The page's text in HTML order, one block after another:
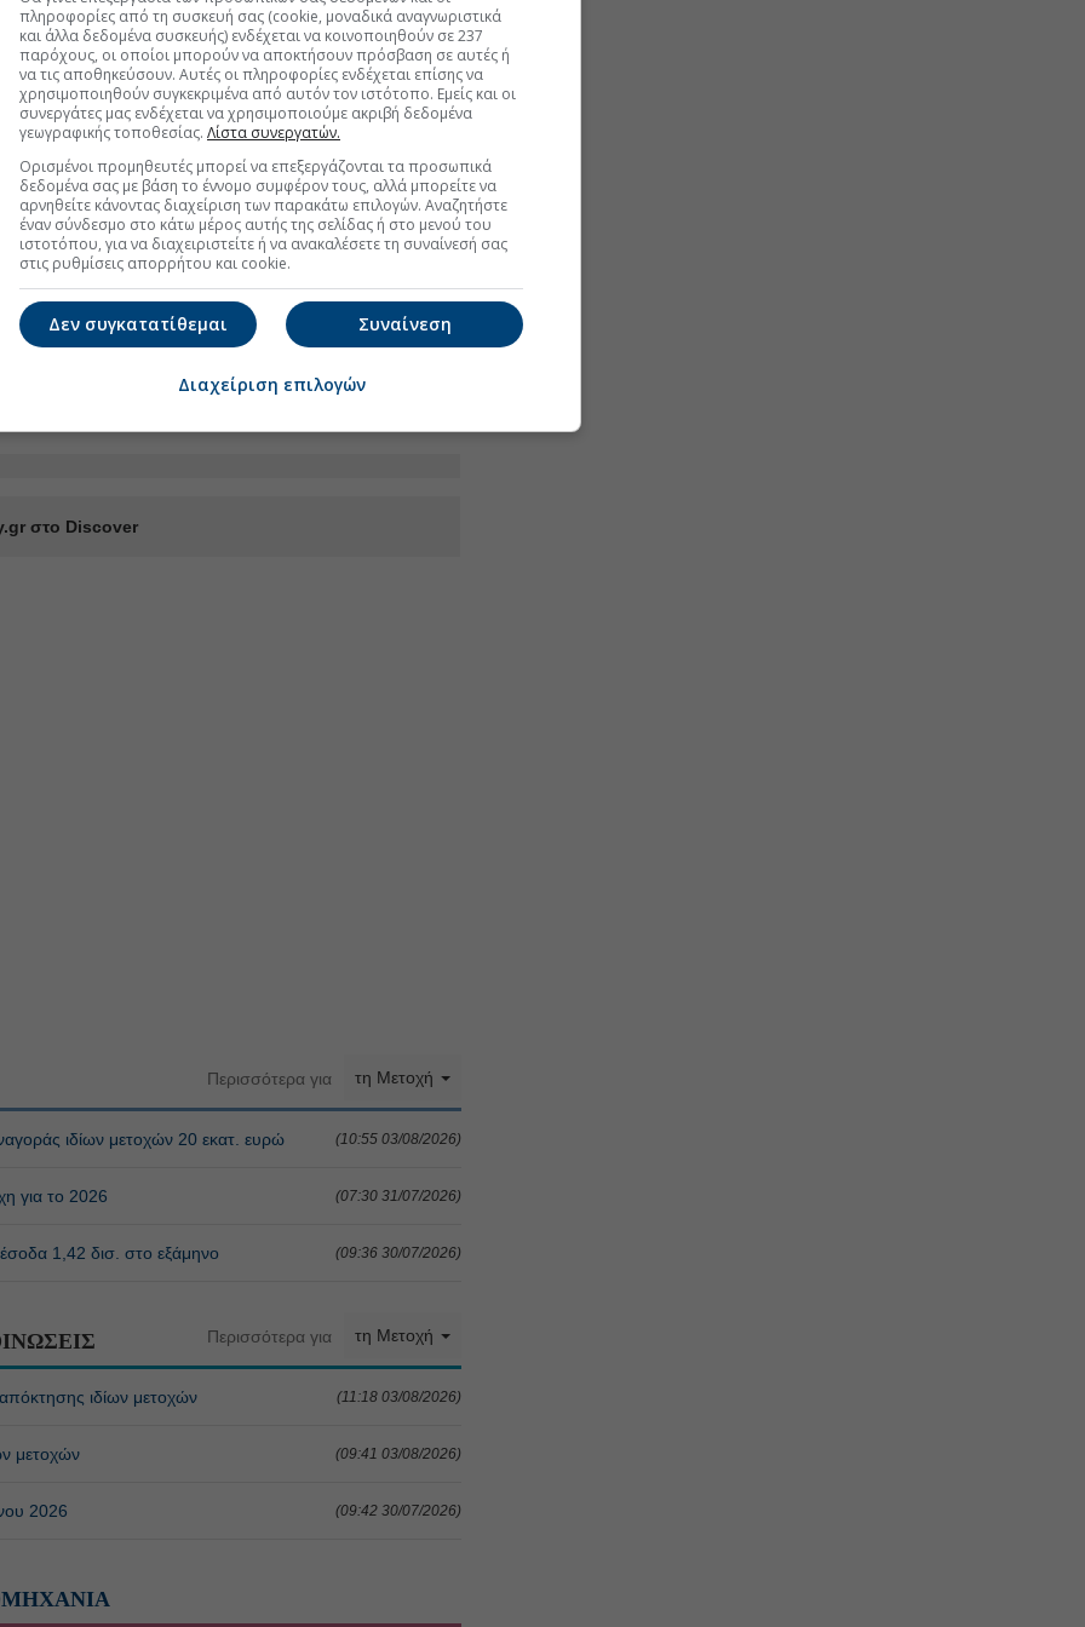
FOLLOW US
Ακολουθήστε τη σελίδα τουEuro2day.grστοLinkedin
που οδηγούν την ανάπτυξη της Holcim
επαναγοράς ιδίων μετοχών 20 εκατ.
τον πήχη για το 2026
εκατ. ευρώ, έσοδα 1,42 δισ. στο εξάμηνο
στο Discover
Περισσότερα για τη Μετοχή
ιδίων μετοχών 20 εκατ. ευρώ (10:55 03/08/2026)
για το 2026 (07:30 31/07/2026)
1,42 δισ. στο εξάμηνο (09:36 30/07/2026)
Περισσότερα για τη Μετοχή
ιδίων μετοχών (11:18 03/08/2026)
μετοχών (09:41 03/08/2026)
2026 (09:42 30/07/2026)
πληροφορίες από τη συσκευή σας (cookie, μοναδικά αναγνωριστικά
και άλλα δεδομένα συσκευής) ενδέχεται να κοινοποιηθούν σε 237
παρόχους, οι οποίοι μπορούν να αποκτήσουν πρόσβαση σε αυτές ή
να τις αποθηκεύσουν. Αυτές οι πληροφορίες ενδέχεται επίσης να
χρησιμοποιηθούν συγκεκριμένα από αυτόν τον ιστότοπο. Εμείς και οι
συνεργάτες μας ενδέχεται να χρησιμοποιούμε ακριβή δεδομένα
γεωγραφικής τοποθεσίας. Λίστα συνεργατών.
Ορισμένοι προμηθευτές μπορεί να επεξεργάζονται τα προσωπικά
δεδομένα σας με βάση το έννομο συμφέρον τους, αλλά μπορείτε να
αρνηθείτε κάνοντας διαχείριση των παρακάτω επιλογών. Αναζητήστε
έναν σύνδεσμο στο κάτω μέρος αυτής της σελίδας ή στο μενού του
ιστοτόπου, για να διαχειριστείτε ή να ανακαλέσετε τη συναίνεσή σας
στις ρυθμίσεις απορρήτου και cookie.
Συναίνεση
Δεν συγκατατίθεμαι
Διαχείριση επιλογών